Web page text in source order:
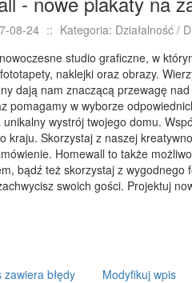
08-24 :: Kategoria: Działalność /
studio graficzne, w
naklejki oraz obrazy.
dają nam znaczącą przewagę
pomagamy w wyborze
unikalny wystrój twojego domu.
kraju. Skorzystaj z naszej
Homewall to także
bądź też skorzystaj z wygodnego
swoich gości. Projektuj
zawiera błędy Modyfikuj wpis